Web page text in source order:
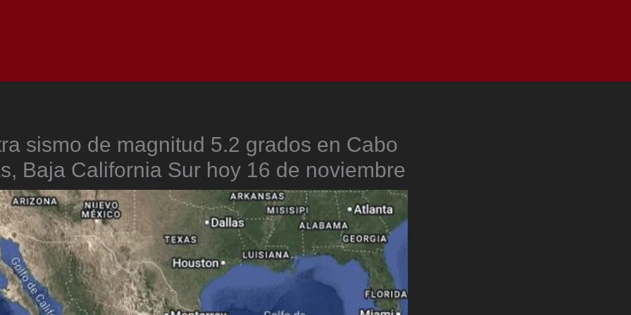
sismo de magnitud 5.2 grados en Cabo
Baja California Sur hoy 16 de noviembre